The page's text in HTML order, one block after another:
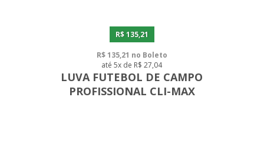
R$ 135,21
R$ 135,21 no Boleto
até 5x de R$ 27,04
LUVA FUTEBOL DE CAMPO
PROFISSIONAL CLI-MAX